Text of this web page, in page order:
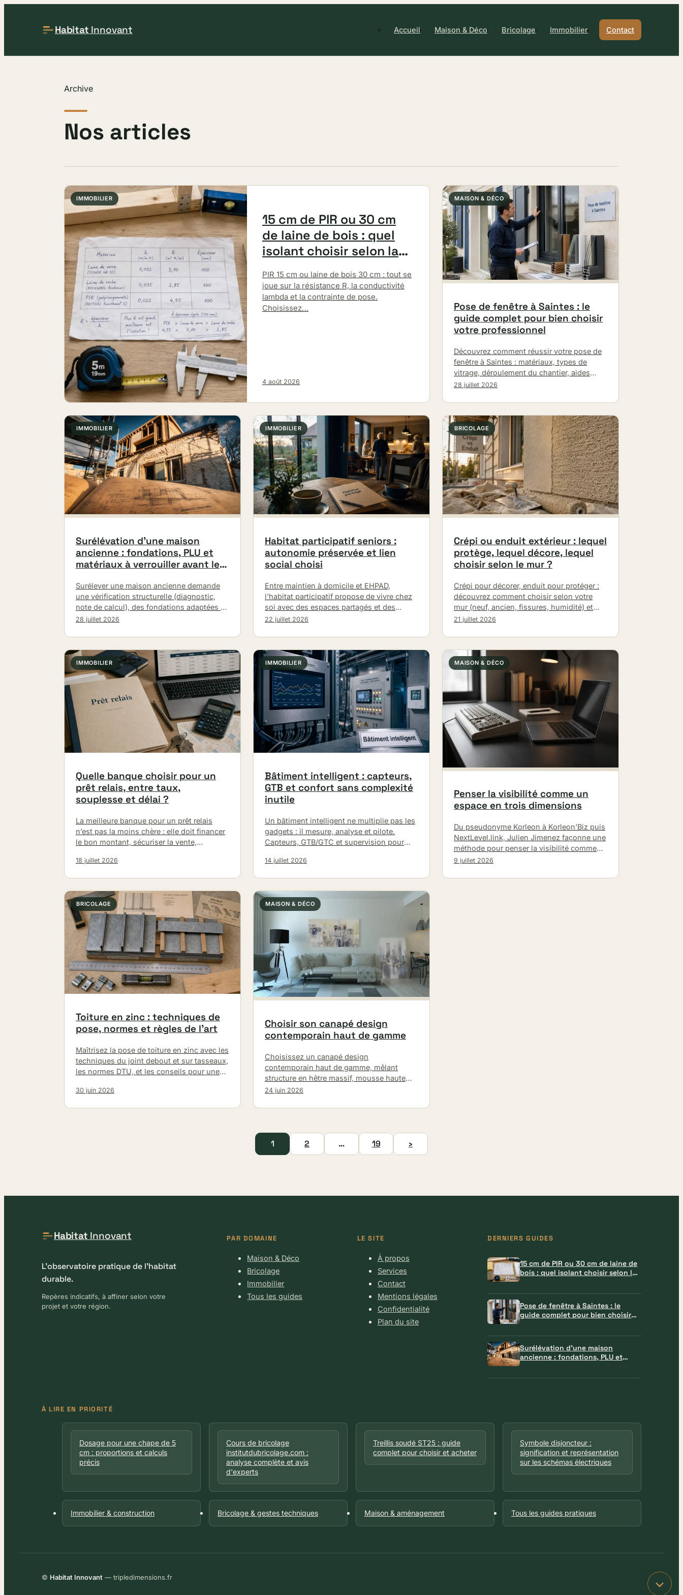
Habitat Innovant Accueil Maison & Déco Bricolage Immobilier Contact
Archive
Nos articles
IMMOBILIER
15 cm de PIR ou 30 cm
de laine de bois : quel
isolant choisir selon la
4 août 2026
PIR 15 cm ou laine de bois 30 cm : tout se
joue sur la résistance R, la conductivité
lambda et la contrainte de pose.
Choisissez…
MAISON & DÉCO
Pose de fenêtre à Saintes : le
guide complet pour bien choisir
votre professionnel
28 juillet 2026
Découvrez comment réussir votre pose de
fenêtre à Saintes : matériaux, types de
vitrage, déroulement du chantier, aides
financières et raisons de confier
IMMOBILIER
Surélévation d’une maison
ancienne : fondations, PLU et
matériaux à verrouiller avant le
28 juillet 2026
Surélever une maison ancienne demande
une vérification structurelle (diagnostic,
note de calcul), des fondations adaptées et
un respect du PLU. Tour d’horizon des
IMMOBILIER
Habitat participatif seniors :
autonomie préservée et lien
social choisi
22 juillet 2026
Entre maintien à domicile et EHPAD,
l’habitat participatif propose de vivre chez
soi avec des espaces partagés et des
règles collectives. Objectif : préserver
BRICOLAGE
Crépi ou enduit extérieur : lequel
protège, lequel décore, lequel
choisir selon le mur ?
21 juillet 2026
Crépi pour décorer, enduit pour protéger :
découvrez comment choisir selon votre
mur (neuf, ancien, fissures, humidité) et
quelles finitions privilégier.
IMMOBILIER
Quelle banque choisir pour un
prêt relais, entre taux,
souplesse et délai ?
18 juillet 2026
La meilleure banque pour un prêt relais
n’est pas la moins chère : elle doit financer
le bon montant, sécuriser la vente,
IMMOBILIER
Bâtiment intelligent : capteurs,
GTB et confort sans complexité
inutile
14 juillet 2026
Un bâtiment intelligent ne multiplie pas les
gadgets : il mesure, analyse et pilote.
Capteurs, GTB/GTC et supervision pour
consommations et…
MAISON & DÉCO
Penser la visibilité comme un
espace en trois dimensions
9 juillet 2026
Du pseudonyme Korleon à Korleon’Biz puis
NextLevel.link, Julien Jimenez façonne une
méthode pour penser la visibilité comme
un espace en 3D : audit, mise en œuvre…
BRICOLAGE
Toiture en zinc : techniques de
pose, normes et règles de l’art
30 juin 2026
Maîtrisez la pose de toiture en zinc avec les
techniques du joint debout et sur tasseaux,
les normes DTU, et les conseils pour une
MAISON & DÉCO
Choisir son canapé design
contemporain haut de gamme
24 juin 2026
Choisissez un canapé design
contemporain haut de gamme, mêlant
structure en hêtre massif, mousse haute
résilience et textiles nobles pour un confort
1 2 … 19 ›
Habitat Innovant
L'observatoire pratique de l'habitat
durable.
Repères indicatifs, à affiner selon votre
projet et votre région.
PAR DOMAINE
Maison & Déco
Bricolage
Immobilier
Tous les guides
LE SITE
À propos
Services
Contact
Mentions légales
Confidentialité
Plan du site
DERNIERS GUIDES
15 cm de PIR ou 30 cm de laine de
bois : quel isolant choisir selon la
Pose de fenêtre à Saintes : le
guide complet pour bien choisir
Surélévation d’une maison
ancienne : fondations, PLU et
À LIRE EN PRIORITÉ
Dosage pour une chape de 5
cm : proportions et calculs
précis
Cours de bricolage
institutdubricolage.com :
analyse complète et avis
d'experts
Treillis soudé ST25 : guide
complet pour choisir et acheter
Symbole disjoncteur :
signification et représentation
sur les schémas électriques
Immobilier & construction Bricolage & gestes techniques Maison & aménagement Tous les guides pratiques
© Habitat Innovant — tripledimensions.fr